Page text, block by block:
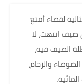
لقضاء أمتع
صيف انتهت، لا
الصيف فيه،
والزحام،